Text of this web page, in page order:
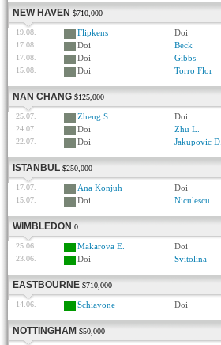
NEW HAVEN $710,000
19.08. Flipkens Doi
17.08. Doi Beck
17.08. Doi Gibbs
15.08. Doi Torro Flor
NAN CHANG $125,000
25.07. Zheng S. Doi
24.07. Doi Zhu L.
22.07. Doi Jakupovic D.
ISTANBUL $250,000
17.07. Ana Konjuh Doi
15.07. Doi Niculescu
WIMBLEDON 0
25.06. Makarova E. Doi
23.06. Doi Svitolina
EASTBOURNE $710,000
14.06. Schiavone Doi
NOTTINGHAM $50,000